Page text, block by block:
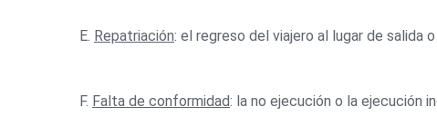
E. Repatriación: el regreso del viajero al lugar de salida
F. Falta de conformidad: la no ejecución o la ejecución